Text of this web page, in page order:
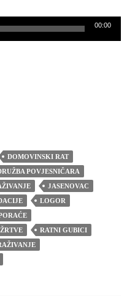
00:00
DOMOVINSKI RAT
POVJESNIČARA
JASENOVAC
LOGOR
RATNI GUBICI